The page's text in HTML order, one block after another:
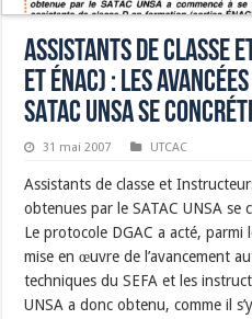
Assistants de classe
et ÉNAC) : les
SATAC UNSA se
31 mai 2007 UTCAC
Assistants de classe et
obtenues par le SATAC UNSA se
Le protocole DGAC a acté, parmi
mise en œuvre de l’avancement
techniques du SEFA et les
UNSA a donc obtenu, comme il